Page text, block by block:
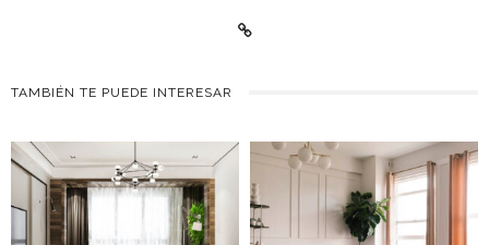
TAMBIÉN TE PUEDE INTERESAR